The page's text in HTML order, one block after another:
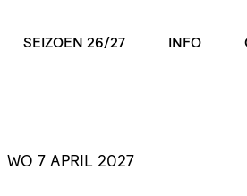
SEIZOEN 26/27 INFO
WO 7 APRIL 2027